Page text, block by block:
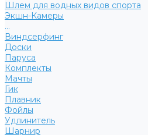
Шлем для водных видов спорта
Экшн-Камеры
...
Виндсерфинг
Доски
Паруса
Комплекты
Мачты
Гик
Плавник
Фойлы
Удлинитель
Шарнир